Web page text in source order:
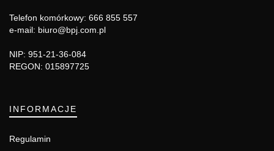
Telefon komórkowy: 666 855 557
e-mail: biuro@bpj.com.pl
NIP: 951-21-36-084
REGON: 015897725
INFORMACJE
Regulamin